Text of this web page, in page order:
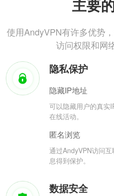
主要
使用AndyVPN有许多优势
访问权限和网
隐私保护
隐藏IP地址
可以隐藏用户的真实
在线活动。
匿名浏览
通过AndyVPN访问
息得到保护。
数据安全